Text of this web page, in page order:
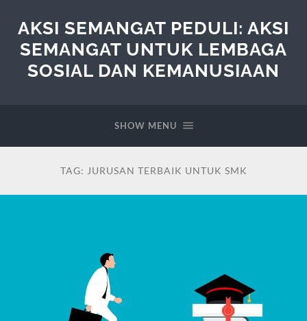
AKSI SEMANGAT PEDULI: AKSI
SEMANGAT UNTUK LEMBAGA
SOSIAL DAN KEMANUSIAAN
SHOW MENU
TAG: JURUSAN TERBAIK UNTUK SMK